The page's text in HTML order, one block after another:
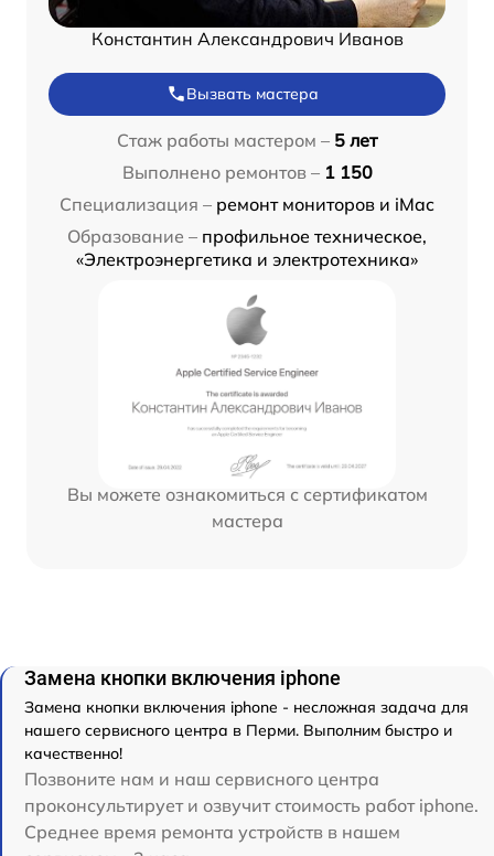
Константин Александрович Иванов
Вызвать мастера
Стаж работы мастером – 5 лет
Выполнено ремонтов – 1 150
Специализация – ремонт мониторов и iMac
Образование – профильное техническое,
«Электроэнергетика и электротехника»
Вы можете ознакомиться с сертификатом
мастера
Замена кнопки включения iphone
Замена кнопки включения iphone - несложная задача для
нашего сервисного центра в Перми. Выполним быстро и
качественно!
Позвоните нам и наш сервисного центра
проконсультирует и озвучит стоимость работ iphone.
Среднее время ремонта устройств в нашем